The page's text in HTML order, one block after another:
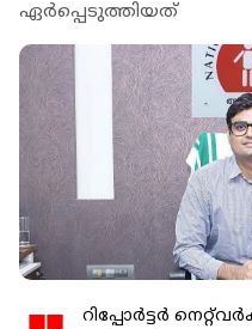
ഏർപ്പെടുത്തിയത്
റിപ്പോർട്ടർ